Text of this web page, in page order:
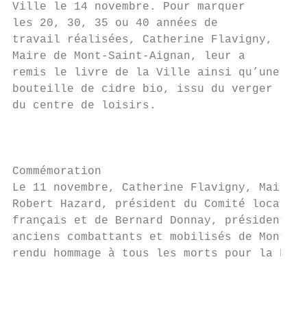
Ville le 14 novembre. Pour marquer
les 20, 30, 35 ou 40 années de
travail réalisées, Catherine Flavigny,
Maire de Mont-Saint-Aignan, leur a
remis le livre de la Ville ainsi qu’une
bouteille de cidre bio, issu du verger
du centre de loisirs.
Commémoration
Le 11 novembre, Catherine Flavigny,
Robert Hazard, président du Comité
français et de Bernard Donnay, président
anciens combattants et mobilisés de
rendu hommage à tous les morts pour la